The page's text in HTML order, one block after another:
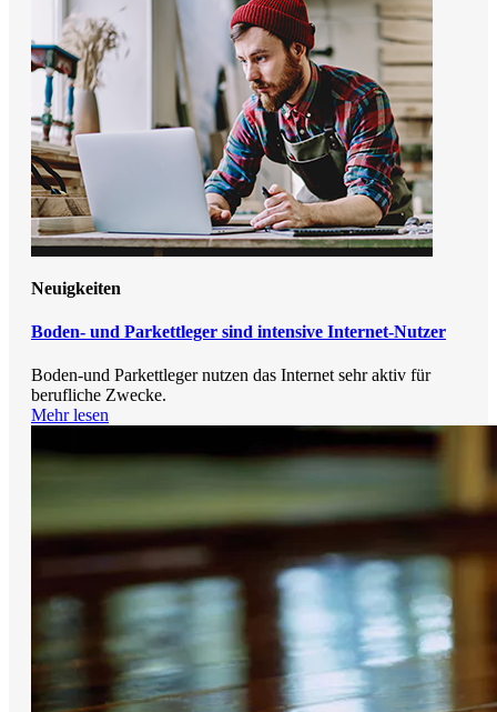
Neuigkeiten
Boden- und Parkettleger sind intensive Internet-Nutzer
Boden-und Parkettleger nutzen das Internet sehr aktiv für
berufliche Zwecke.
Mehr lesen